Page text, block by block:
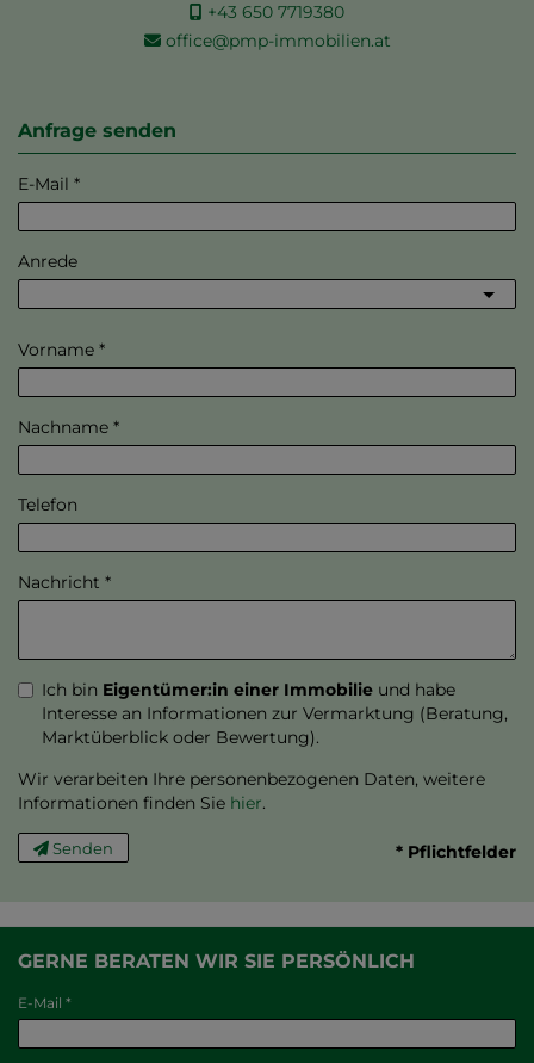
+43 650 7719380
office@pmp-immobilien.at
Anfrage senden
E-Mail
Anrede
Vorname
Nachname
Telefon
Nachricht
Ich bin Eigentümer:in einer Immobilie und habe
Interesse an Informationen zur Vermarktung (Beratung,
Marktüberblick oder Bewertung).
Wir verarbeiten Ihre personenbezogenen Daten, weitere
Informationen finden Sie hier.
Senden * Pflichtfelder
GERNE BERATEN WIR SIE PERSÖNLICH
E-Mail